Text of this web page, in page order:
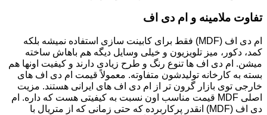
تفاوت ملامینه و ام دی اف
ام دی اف (MDF) فقط برای کابینت سازی استفاده نمیشه بلکه
کمد، دکور، میز تلویزیون و خیلی وسایل دیگه هم باهاش ساخته
میشن. ام دی اف ها تنوع رنگ و طرح زیادی دارند و کیفیت اونها هم
بسته به کارخانه تولیدشون متفاوته. معمولاً قیمت ام دی اف های
خارجی توی بازار گرون تر از ام دی اف های ایرانی هستند. مزیت
اصلی MDF قیمت مناسب اون نسبت به کیفیتی هست که داره. ام
دی اف (MDF) انقدر پرکاربرده که حتی زمانی که از متریال با